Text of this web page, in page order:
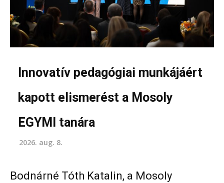
Innovatív pedagógiai munkájáért
kapott elismerést a Mosoly
EGYMI tanára
2026. aug. 8.
Bodnárné Tóth Katalin, a Mosoly